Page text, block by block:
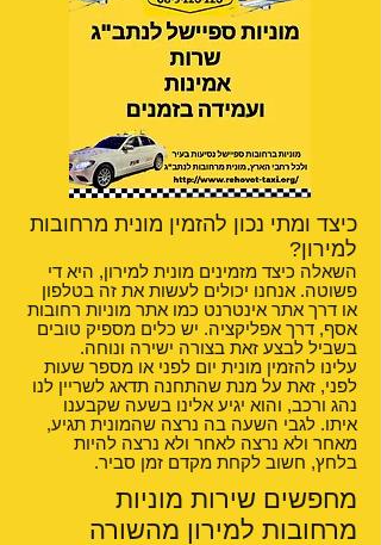
כיצד ומתי נכון להזמין מונית מרחובות
למירון?
השאלה כיצד מזמינים מונית למירון, היא די
פשוטה. אנחנו יכולים לעשות את זה בטלפון
או דרך אתר אינטרנט כמו אתר מוניות רחובות
אסף, דרך אפליקציה. יש כלים מספיק טובים
בשביל לבצע זאת בצורה ישירה ונוחה.
עלינו להזמין מונית יום לפני או מספר שעות
לפני, זאת על מנת שהתחנה תדאג לשריין לנו
נהג ורכב, והוא יגיע אלינו בשעה שקבענו
איתו. לגבי השעה בה נרצה שהמונית תגיע,
מאחר ולא נרצה לאחר ולא נרצה להיות
בלחץ, חשוב לקחת מקדם זמן סביר.
מחפשים שירות מוניות
מרחובות למירון מהשורה